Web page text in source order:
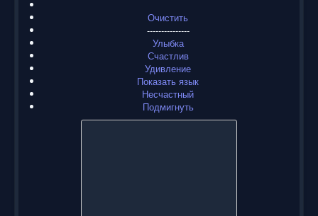
Очистить
---------------
Улыбка
Счастлив
Удивление
Показать язык
Несчастный
Подмигнуть